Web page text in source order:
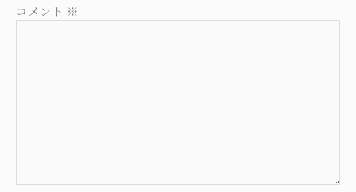
コメント ※